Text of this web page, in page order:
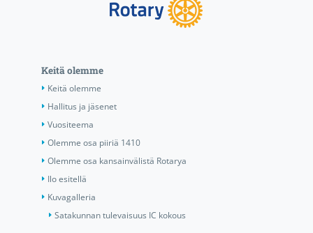
Keitä olemme
Keitä olemme
Hallitus ja jäsenet
Vuositeema
Olemme osa piiriä 1410
Olemme osa kansainvälistä Rotarya
Ilo esitellä
Kuvagalleria
Satakunnan tulevaisuus IC kokous